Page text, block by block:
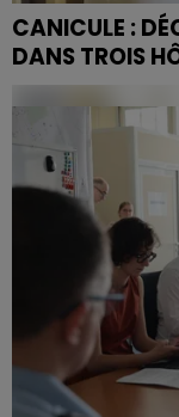
CANICULE :
DANS TROIS
Les Vosges sont
depuis jeudi 25 juin.